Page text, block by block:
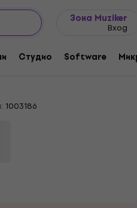
Зона Muziker
Вход
Студио Software
2 Blue Портативна/
1003186